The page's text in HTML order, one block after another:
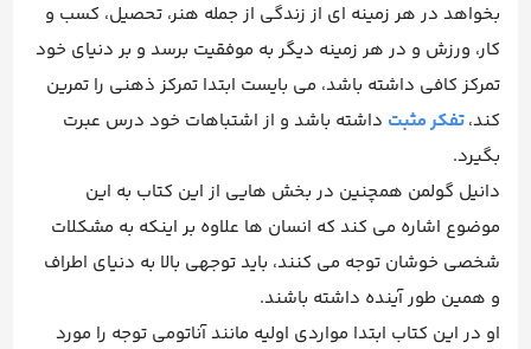
بخواهد در هر زمینه ای از زندگی از جمله هنر، تحصیل، کسب و
کار، ورزش و در هر زمینه دیگر به موفقیت برسد و بر دنیای خود
تمرکز کافی داشته باشد، می بایست ابتدا تمرکز ذهنی را تمرین
کند،تفکر مثبت داشته باشد و از اشتباهات خود درس عبرت
بگیرد.
دانیل گولمن همچنین در بخش هایی از این کتاب به این
موضوع اشاره می کند که انسان ها علاوه بر اینکه به مشکلات
شخصی خوشان توجه می کنند، باید توجهی بالا به دنیای اطراف
و همین طور آینده داشته باشند.
او در این کتاب ابتدا مواردی اولیه مانند آناتومی توجه را مورد